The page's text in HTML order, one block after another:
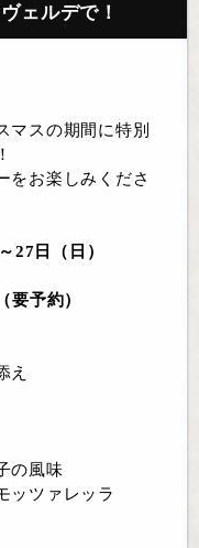
ェルデで！
マスの期間に特別
をお楽しみくださ
27日（日）
要予約）
え
の風味
ツァレッラ